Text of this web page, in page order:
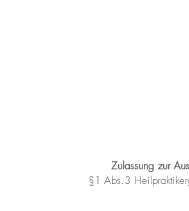
Zulassung zur
§1 Abs.3